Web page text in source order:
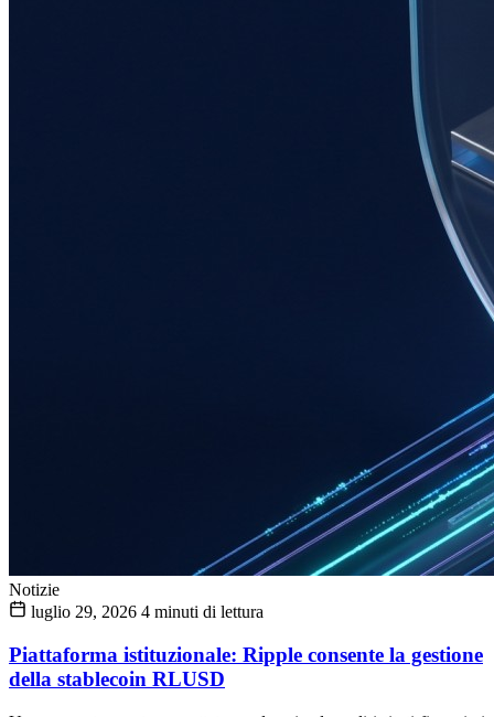
Notizie
luglio 29, 2026 4 minuti di lettura
Piattaforma istituzionale: Ripple consente la gestione
della stablecoin RLUSD